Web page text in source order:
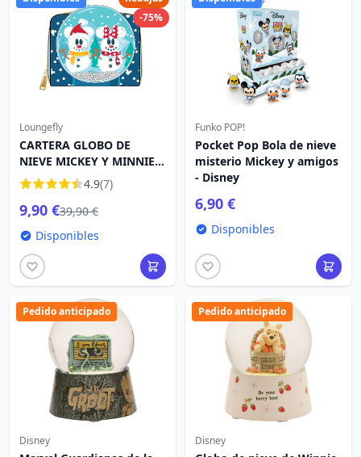
-75%
Loungefly
CARTERA GLOBO DE
NIEVE MICKEY Y MINNIE -
DISNEY LOUNGEFLY
4.9(7)
9,90 €39,90 €
Disponibles
Funko POP!
Pocket Pop Bola de nieve
misterio Mickey y amigos
- Disney
6,90 €
Disponibles
Pedido anticipado
Disney
Pedido anticipado
Disney